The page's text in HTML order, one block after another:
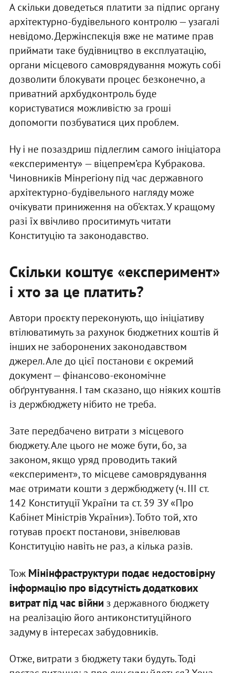
А скільки доведеться платити за підпис органу
архітектурно-будівельного контролю — узагалі
невідомо. Держінспекція вже не матиме прав
приймати таке будівництво в експлуатацію,
органи місцевого самоврядування можуть собі
дозволити блокувати процес безконечно, а
приватний архбудконтроль буде
користуватися можливістю за гроші
допомогти позбуватися цих проблем.
Ну і не позаздриш підлеглим самого ініціатора
«експерименту» — віцепрем’єра Кубракова.
Чиновників Мінрегіону під час державного
архітектурно-будівельного нагляду може
очікувати приниження на об’єктах. У кращому
разі їх ввічливо проситимуть читати
Конституцію та законодавство.
Скільки коштує «експеримент»
і хто за це платить?
Автори проєкту переконують, що ініціативу
втілюватимуть за рахунок бюджетних коштів й
інших не заборонених законодавством
джерел. Але до цієї постанови є окремий
документ — фінансово-економічне
обґрунтування. І там сказано, що ніяких коштів
із держбюджету нібито не треба.
Зате передбачено витрати з місцевого
бюджету. Але цього не може бути, бо, за
законом, якщо уряд проводить такий
«експеримент», то місцеве самоврядування
має отримати кошти з держбюджету (ч. ІІІ ст.
142 Конституції України та ст. 39 ЗУ «Про
Кабінет Міністрів України»). Тобто той, хто
готував проєкт постанови, знівелював
Конституцію навіть не раз, а кілька разів.
Тож Мінінфраструктури подає недостовірну
інформацію про відсутність додаткових
витрат під час війниз державного бюджету
на реалізацію його антиконституційного
задуму в інтересах забудовників.
Отже, витрати з бюджету таки будуть. Тоді